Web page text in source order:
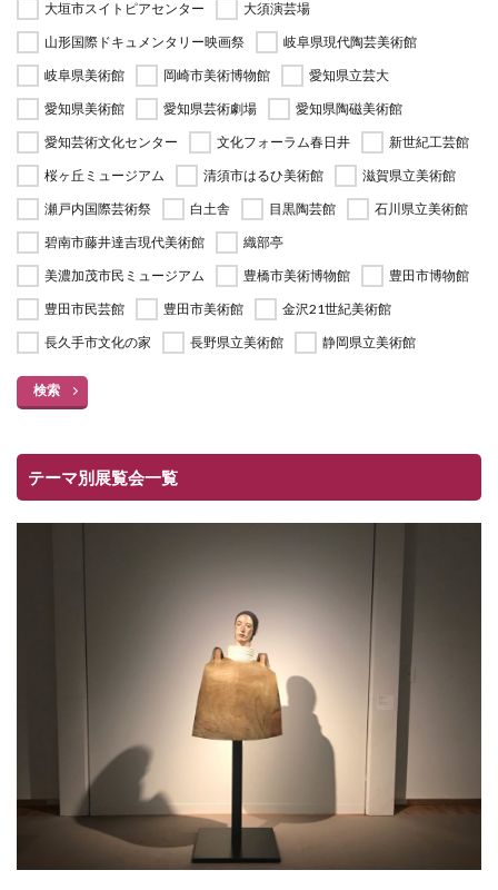
大垣市スイトピアセンター
大須演芸場
山形国際ドキュメンタリー映画祭
岐阜県現代陶芸美術館
岐阜県美術館
岡崎市美術博物館
愛知県立芸大
愛知県美術館
愛知県芸術劇場
愛知県陶磁美術館
愛知芸術文化センター
文化フォーラム春日井
新世紀工芸館
桜ヶ丘ミュージアム
清須市はるひ美術館
滋賀県立美術館
瀬戸内国際芸術祭
白土舎 目黒陶芸館
石川県立美術館
碧南市藤井達吉現代美術館
織部亭
美濃加茂市民ミュージアム
豊橋市美術博物館
豊田市博物館
豊田市民芸館
豊田市美術館
金沢21世紀美術館
長久手市文化の家
長野県立美術館 静岡県立美術館
検索
テーマ別展覧会一覧